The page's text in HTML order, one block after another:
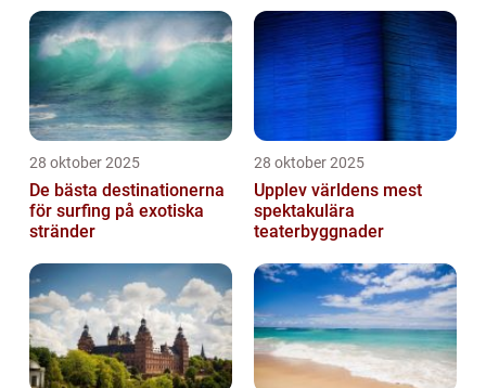
28 oktober 2025
De bästa destinationerna
för surfing på exotiska
stränder
28 oktober 2025
Upplev världens mest
spektakulära
teaterbyggnader